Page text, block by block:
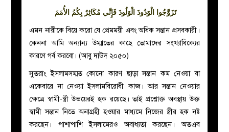
تَزَوَّجُوا الْوَدُودَ الْوَلُودَ فَإِنِّي مُكَاثِرٌ بِكُمُ الأُمَمَ
এমন নারীকে বিয়ে করো যে প্রেমময়ী এবং অধিক সন্তান প্রসবকারী।
কেননা আমি অন্যান্য উম্মাতের কাছে তোমাদের সংখ্যাধিক্যের
কারণে গর্ব করবো। (আবু দাউদ ২০৫০)
সুতরাং ইসলামসম্মত কোনো কারণ ছাড়া সন্তান কম নেওয়া বা
একেবারে না নেওয়া ইসলামবিরোধী কাজ। আর সন্তান নেওয়ার
ক্ষেত্রে স্বামী-স্ত্রী উভয়েরই হক রয়েছে। তাই প্রশ্নোক্ত অবস্থায় উক্ত
স্বামী সন্তান নিতে অনাগ্রহী হওয়ার মাধ্যমে নিজের স্ত্রীর হক নষ্ট
করছেন। পাশাপাশি ইসলামেরও অবাধ্যতা করছেন। অতএব